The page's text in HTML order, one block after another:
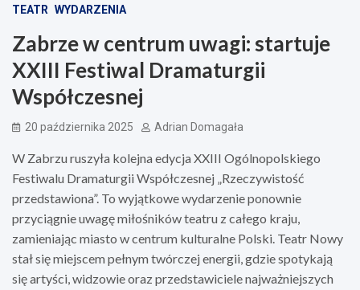
TEATR WYDARZENIA
Zabrze w centrum uwagi: startuje
XXIII Festiwal Dramaturgii
Współczesnej
20 października 2025 Adrian Domagała
W Zabrzu ruszyła kolejna edycja XXIII Ogólnopolskiego
Festiwalu Dramaturgii Współczesnej „Rzeczywistość
przedstawiona”. To wyjątkowe wydarzenie ponownie
przyciągnie uwagę miłośników teatru z całego kraju,
zamieniając miasto w centrum kulturalne Polski. Teatr Nowy
stał się miejscem pełnym twórczej energii, gdzie spotykają
się artyści, widzowie oraz przedstawiciele najważniejszych